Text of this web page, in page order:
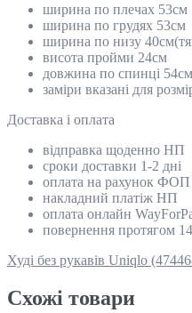
ширина по плечах 53см
ширина по грудях 53см
ширина по низу
висота пройми 24см
довжина по спинці 54см
заміри вказані для
Доставка і оплата
відправка щоденно НП
сроки доставки 1-2 дні
оплата на рахунок ФОП
накладний платіж НП
оплата онлайн
повернення протягом
Худі без рукавів Uniqlo
Схожi товари